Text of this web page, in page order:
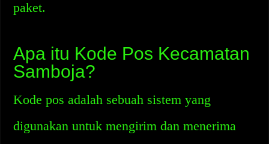
paket.
Apa itu Kode Pos Kecamatan
Samboja?
Kode pos adalah sebuah sistem yang
digunakan untuk mengirim dan menerima